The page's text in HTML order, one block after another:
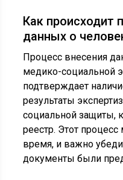
Как происходит
данных о
Процесс внесения
медико-социальной
подтверждает
результаты
социальной защиты,
реестр. Этот
время, и важно
документы были